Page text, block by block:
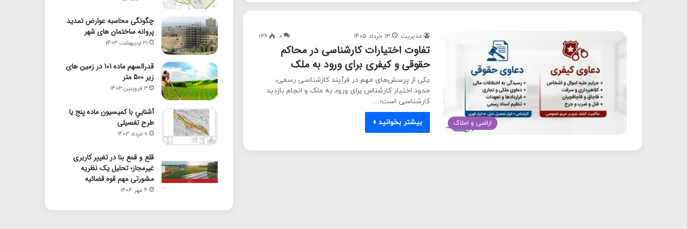
اراضی و املاک
مدیریت 13 خرداد 1405 0
126
تفاوت اختیارات کارشناسی در محاکم
حقوقی و کیفری برای ورود به ملک
یکی از پرسش‌های مهم در فرآیند کارشناسی رسمی،
حدود اختیار کارشناس برای ورود به ملک و انجام بازدید
کارشناسی است؛…
بیشتر بخوانید »
چگونگی محاسبه عوارض تمدید
پروانه ساختمان های شهر
21 اردیبهشت 1403
قدرالسهم ماده 101 در زمین های
زیر 500 متر
3 فروردین 1403
آشنايي با كميسيون ماده پنج یا
طرح تفصیلی
6 خرداد 1403
قلع و قمع بنا در تغییر کاربری
غیرمجاز؛ تحلیل یک نظریه
مشورتی مهم قوه قضائیه
4 مهر 1404